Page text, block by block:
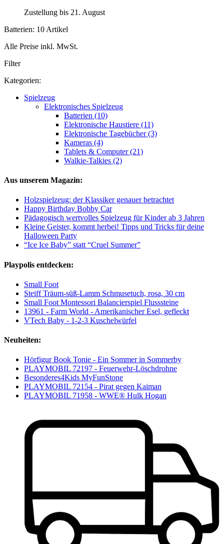
Zustellung bis 21. August
Batterien: 10 Artikel
Alle Preise inkl. MwSt.
Filter
Kategorien:
Spielzeug
Elektronisches Spielzeug
Batterien (10)
Elektronische Haustiere (11)
Elektronische Tagebücher (3)
Kameras (4)
Tablets & Computer (21)
Walkie-Talkies (2)
Aus unserem Magazin:
Holzspielzeug: der Klassiker genauer betrachtet
Happy Birthday Bobby Car
Pädagogisch wertvolles Spielzeug für Kinder ab 3 Jahren
Kleine Geister, kommt herbei! Tipps und Tricks für deine
Halloween Party
“Ice Ice Baby” statt “Cruel Summer”
Playpolis entdecken:
Small Foot
Steiff Träum-süß-Lamm Schmusetuch, rosa, 30 cm
Small Foot Montessori Balancierspiel Flusssteine
13961 - Farm World - Amerikanischer Esel, gefleckt
VTech Baby - 1-2-3 Kuschelwürfel
Neuheiten:
Hörfigur Book Tonie - Ein Sommer in Sommerby
PLAYMOBIL 72197 - Feuerwehr-Löschdrohne
Besonderes4Kids MyFunStone
PLAYMOBIL 72154 - Pirat gegen Kaiman
PLAYMOBIL 71958 - WWE® Hulk Hogan